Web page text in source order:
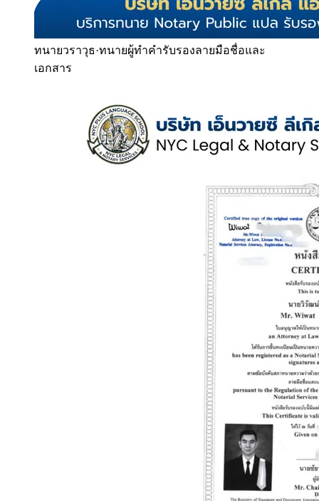
ทนายวราวุธ·ทนายผู้ทำคำรับรองลายมือชื่อและ
เอกสาร